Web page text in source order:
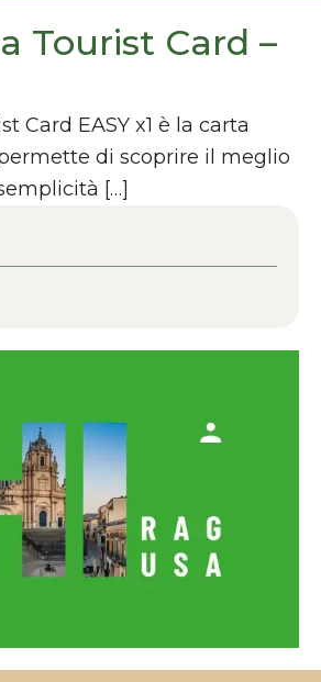
Tourist Card –
Card EASY x1 è la carta
di scoprire il meglio
[…]